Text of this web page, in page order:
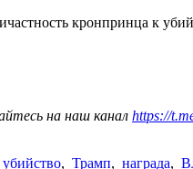
кронпринца к
на наш канал https://
убийство, Трамп, награда,